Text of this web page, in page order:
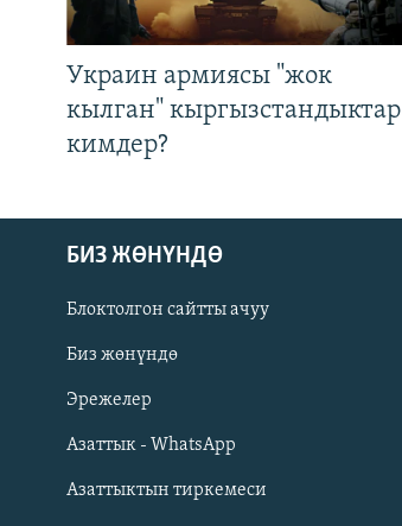
Русский
ОНЛАЙН ШЕРИНЕ
Украин армиясы "жок
кылган" кыргызстандыктар
кимдер?
БИЗ ЖӨНҮНДӨ
Блоктолгон сайтты ачуу
Биз жөнүндө
Эрежелер
Азаттык - WhatsApp
Азаттыктын тиркемеси